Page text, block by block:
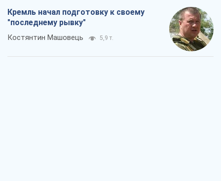
Кремль начал подготовку к своему
"последнему рывку"
Костянтин Машовець 5,9 т.